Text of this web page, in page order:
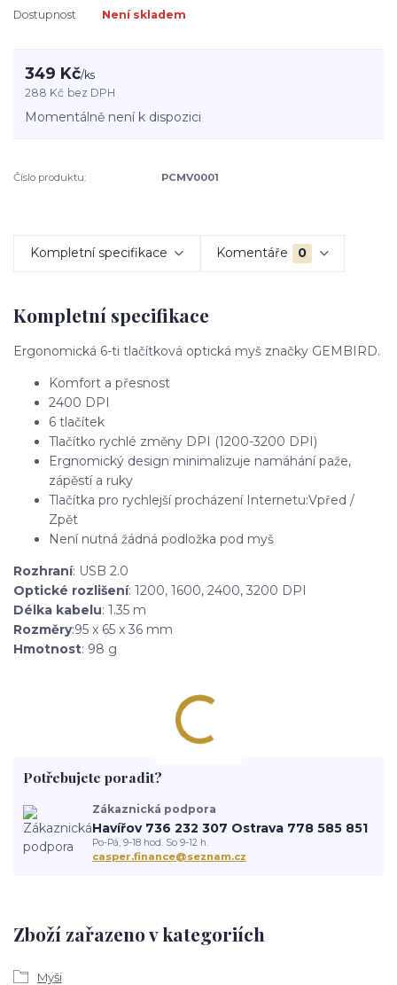
Dostupnost Není skladem
349 Kč/ks
288 Kč bez DPH
Momentálně není k dispozici
Číslo produktu: PCMV0001
Kompletní specifikace Komentáře 0
Kompletní specifikace
Ergonomická 6-ti tlačítková optická myš značky GEMBIRD.
Komfort a přesnost
2400 DPI
6 tlačítek
Tlačítko rychlé změny DPI (1200-3200 DPI)
Ergnomický design minimalizuje namáhání paže,
zápěstí a ruky
Tlačítka pro rychlejší procházení Internetu:Vpřed /
Zpět
Není nutná žádná podložka pod myš
Rozhraní: USB 2.0
Optické rozlišení: 1200, 1600, 2400, 3200 DPI
Délka kabelu: 1.35 m
Rozměry:95 x 65 x 36 mm
Hmotnost: 98 g
Zboží zařazeno v kategoriích
Myši
Potřebujete poradit?
Zákaznická podpora
Havířov 736 232 307 Ostrava 778 585 851
Po-Pá, 9-18 hod. So 9-12 h.
casper.finance@seznam.cz